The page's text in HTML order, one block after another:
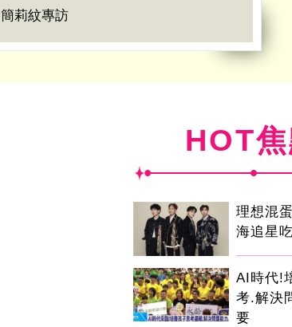
簡莉紋專訪
HOT
理想混
海追星
AI時代!
考.解決
要